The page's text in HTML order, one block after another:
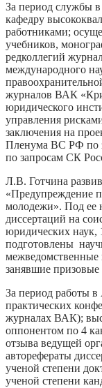
За период службы
кафедру
работниками;
учебников,
редколлегий
международного
журналов ВАК
юридического
управления
заключения на
Пленума ВС РФ по
по запросам СК
Л.В. Готчина
«Предупреждение
молодежи». Под ее
диссертаций на
юридических наук,
подготовлены
межведомственные
занявшие призовые
За период работы
практических
журналах ВАК);
оппонентом по 4
отзыва ведущей
авторефераты
ученой степени
ученой степени